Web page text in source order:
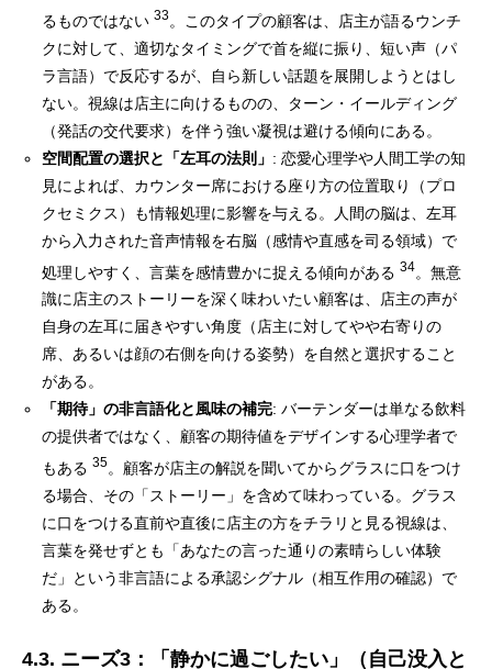
るものではない33。このタイプの顧客は、店主が語るウンチ
クに対して、適切なタイミングで首を縦に振り、短い声（パ
ラ言語）で反応するが、自ら新しい話題を展開しようとはし
ない。視線は店主に向けるものの、ターン・イールディング
（発話の交代要求）を伴う強い凝視は避ける傾向にある。
空間配置の選択と「左耳の法則」 : 恋愛心理学や人間工学の知
見によれば、カウンター席における座り方の位置取り（プロ
クセミクス）も情報処理に影響を与える。人間の脳は、左耳
から入力された音声情報を右脳（感情や直感を司る領域）で
処理しやすく、言葉を感情豊かに捉える傾向がある34。無意
識に店主のストーリーを深く味わいたい顧客は、店主の声が
自身の左耳に届きやすい角度（店主に対してやや右寄りの
席、あるいは顔の右側を向ける姿勢）を自然と選択すること
がある。
「期待」の非言語化と風味の補完: バーテンダーは単なる飲料
の提供者ではなく、顧客の期待値をデザインする心理学者で
もある35。顧客が店主の解説を聞いてからグラスに口をつけ
る場合、その「ストーリー」を含めて味わっている。グラス
に口をつける直前や直後に店主の方をチラリと見る視線は、
言葉を発せずとも「あなたの言った通りの素晴らしい体験
だ」という非言語による承認シグナル（相互作用の確認）で
ある。
4.3. ニーズ3：「静かに過ごしたい」（自己没入と